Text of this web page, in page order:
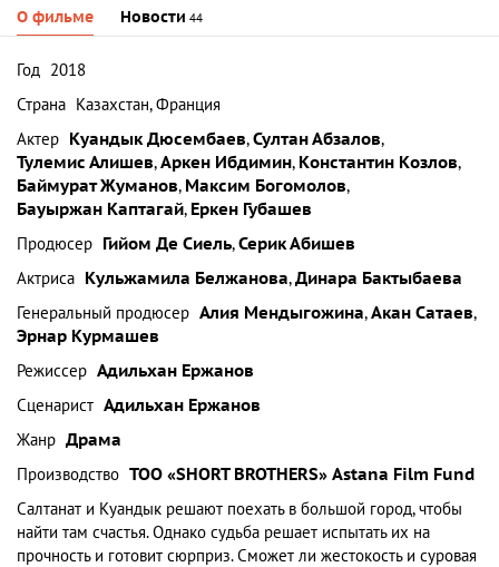
О фильме Новости 44
Год 2018
Страна Казахстан, Франция
Актер Куандык Дюсембаев,Султан Абзалов,
Тулемис Алишев,Аркен Ибдимин, Константин Козлов,
Баймурат Жуманов, Максим Богомолов,
Бауыржан Каптагай, Еркен Губашев
Продюсер Гийом Де Сиель,Серик Абишев
Актриса Кульжамила Белжанова,Динара Бактыбаева
Генеральный продюсер Алия Мендыгожина,Акан Сатаев,
Эрнар Курмашев
Режиссер Адильхан Ержанов
Сценарист Адильхан Ержанов
Жанр Драма
Производство ТОО «SHORT BROTHERS» Astana Film Fund
Салтанат и Куандык решают поехать в большой город, чтобы
найти там счастья. Однако судьба решает испытать их на
прочность и готовит сюрприз. Сможет ли жестокость и суровая